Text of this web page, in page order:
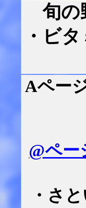
旬の
・ビ
Aペー
@ペー
・さ